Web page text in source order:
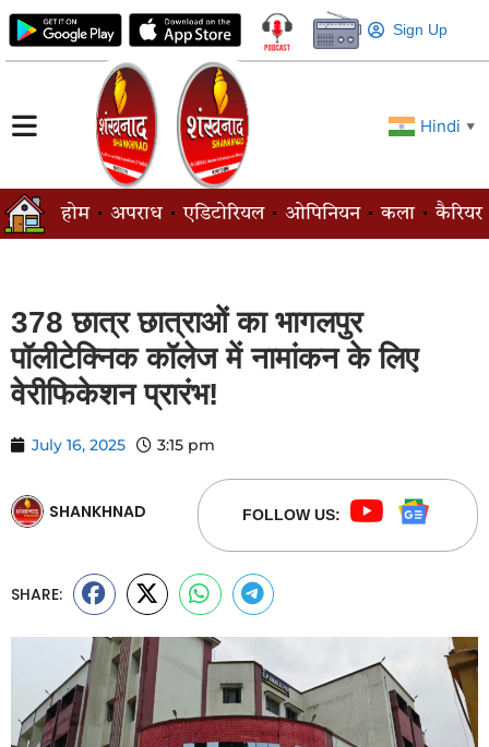
Sign Up
Hindi ▼
होम अपराध एडिटोरियल ओपिनियन कला कैरियर
378 छात्र छात्राओं का भागलपुर
पॉलीटेक्निक कॉलेज में नामांकन के लिए
वेरीफिकेशन प्रारंभ!
July 16, 2025 3:15 pm
SHANKHNAD FOLLOW US:
SHARE: